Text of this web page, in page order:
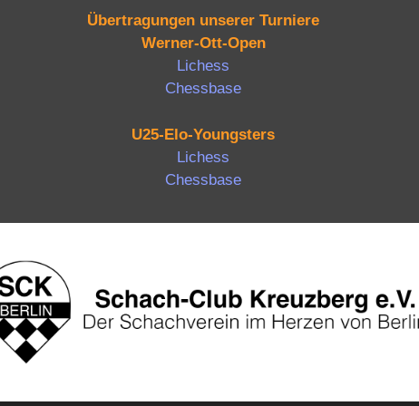
Übertragungen unserer Turniere
Werner-Ott-Open
Lichess
Chessbase
U25-Elo-Youngsters
Lichess
Chessbase